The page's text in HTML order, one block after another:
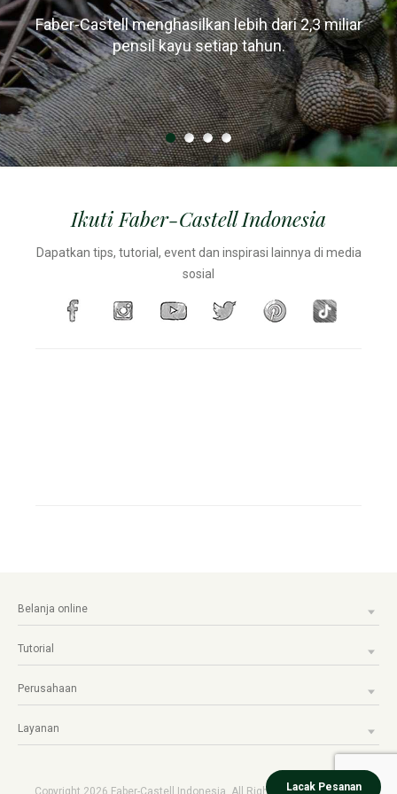
Lacak Pesanan
Faber-Castell menghasilkan lebih dari 2,3 miliar
pensil kayu setiap tahun.
Faber-Castell menumbuhkan sekitar 20 m3kayu
setiap jamnya, setara dengan sekitar 1 beban truk.
Untuk produksi pensilnya sendiri, Faber-Castell
hanya menggunakan kayu dari hutan yang dikelola
secara lestari.
Desain pensil kayu berubah dari bulat menjadi
heksagonal / segitiga karena pensil sering jatuh
terguling dari meja
Ikuti Faber-Castell Indonesia
Dapatkan tips, tutorial, event dan inspirasi lainnya di media
sosial
Belanja online
Tutorial
Perusahaan
Layanan
Copyright 2026 Faber-Castell Indonesia. All Rights reserved.